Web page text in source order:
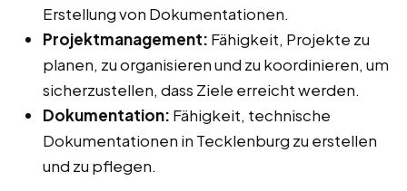
Erstellung von Dokumentationen.
Projektmanagement: Fähigkeit, Projekte zu
planen, zu organisieren und zu koordinieren, um
sicherzustellen, dass Ziele erreicht werden.
Dokumentation: Fähigkeit, technische
Dokumentationen in Tecklenburg zu erstellen
und zu pflegen.